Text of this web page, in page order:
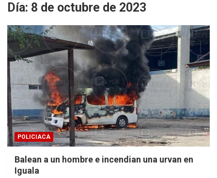
Día: 8 de octubre de 2023
POLICIACA
Balean a un hombre e incendian una urvan en
Iguala